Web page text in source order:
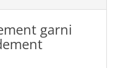
garni